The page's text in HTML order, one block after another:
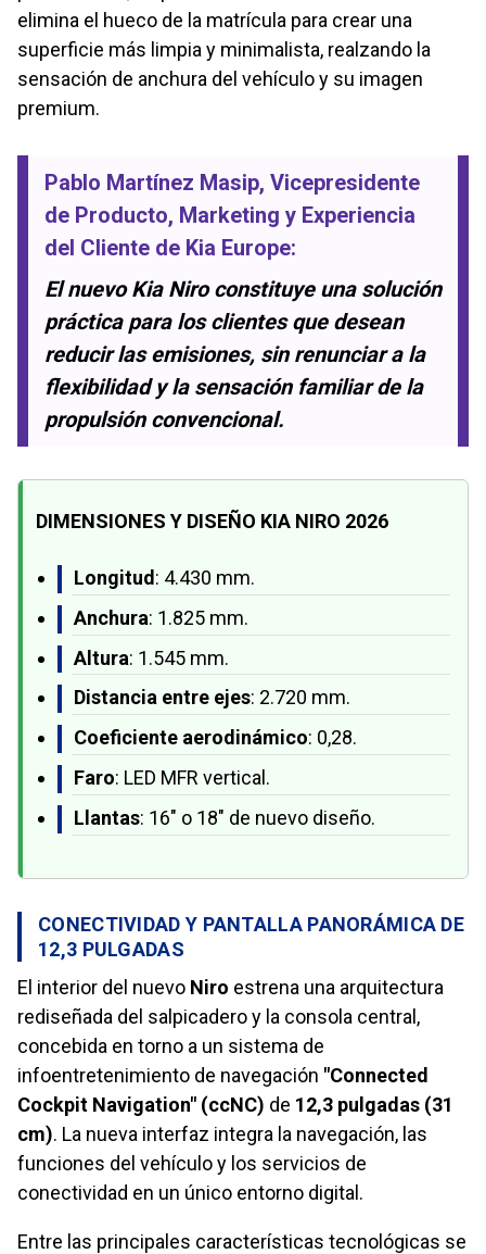
elimina el hueco de la matrícula para crear una
superficie más limpia y minimalista, realzando la
sensación de anchura del vehículo y su imagen
premium.
Pablo Martínez Masip, Vicepresidente
de Producto, Marketing y Experiencia
del Cliente de Kia Europe:
El nuevo Kia Niro constituye una solución
práctica para los clientes que desean
reducir las emisiones, sin renunciar a la
flexibilidad y la sensación familiar de la
propulsión convencional.
DIMENSIONES Y DISEÑO KIA NIRO 2026
Longitud : 4.430 mm.
Anchura: 1.825 mm.
Altura: 1.545 mm.
Distancia entre ejes: 2.720 mm.
Coeficiente aerodinámico: 0,28.
Faro: LED MFR vertical.
Llantas: 16" o 18" de nuevo diseño.
CONECTIVIDAD Y PANTALLA PANORÁMICA DE
12,3 PULGADAS
El interior del nuevo Niro estrena una arquitectura
rediseñada del salpicadero y la consola central,
concebida en torno a un sistema de
infoentretenimiento de navegación "Connected
Cockpit Navigation" (ccNC) de 12,3 pulgadas (31
cm). La nueva interfaz integra la navegación, las
funciones del vehículo y los servicios de
conectividad en un único entorno digital.
Entre las principales características tecnológicas se